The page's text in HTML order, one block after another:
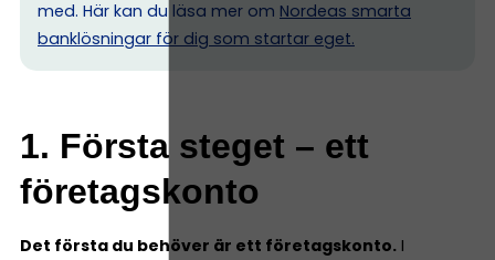
med. Här kan du läsa mer om Nordeas smarta
banklösningar för dig som startar eget.
1. Första steget – ett
företagskonto
Det första du behöver är ett företagskonto. I